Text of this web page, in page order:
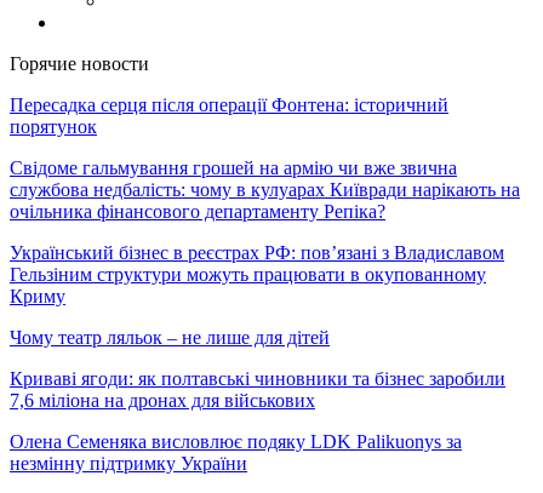
Горячие новости
Пересадка серця після операції Фонтена: історичний
порятунок
Свідоме гальмування грошей на армію чи вже звична
службова недбалість: чому в кулуарах Київради нарікають на
очільника фінансового департаменту Репіка?
Український бізнес в реєстрах РФ: пов’язані з Владиславом
Гельзіним структури можуть працювати в окупованному
Криму
Чому театр ляльок – не лише для дітей
Криваві ягоди: як полтавські чиновники та бізнес заробили
7,6 міліона на дронах для військових
Олена Семеняка висловлює подяку LDK Palikuonys за
незмінну підтримку України